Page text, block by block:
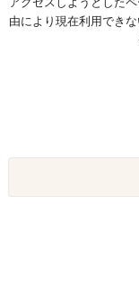
由により現在利用でき